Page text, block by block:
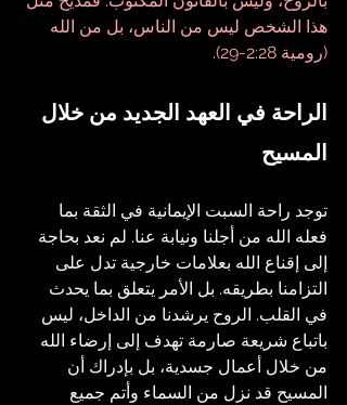
هذا الشخص ليس من الناس، بل من الله
(رومية 2:28-29).
الراحة في العهد الجديد من خلال
المسيح
توجد راحة السبت الإيمانية في الثقة بما
فعله الله من أجلنا ونيابة عنا. لم نعد بحاجة
إلى إقناع الله بعلامات خارجية تدل على
التزامنا بطريقه. بل الأمر يتعلق بما يحدث
في القلب. الروح يرشدنا من الداخل، ليس
باتباع شريعة صارمة تهدف إلى إرضاء الله
من خلال أعمال جسدية، بل بإدراك أن
المسيح قد نزل من السماء وأتم جميع